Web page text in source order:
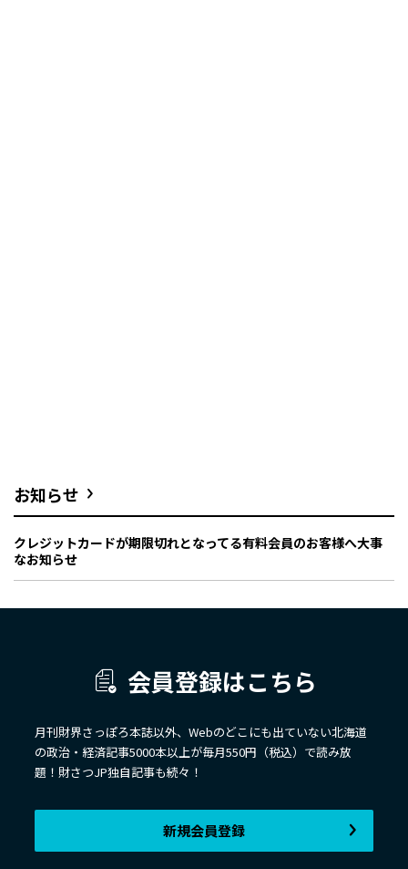
お知らせ
クレジットカードが期限切れとなってる有料会員のお客様へ大事
なお知らせ
会員登録はこちら
月刊財界さっぽろ本誌以外、Webのどこにも出ていない北海道
の政治・経済記事5000本以上が毎月550円（税込）で読み放
題！財さつJP独自記事も続々！
新規会員登録